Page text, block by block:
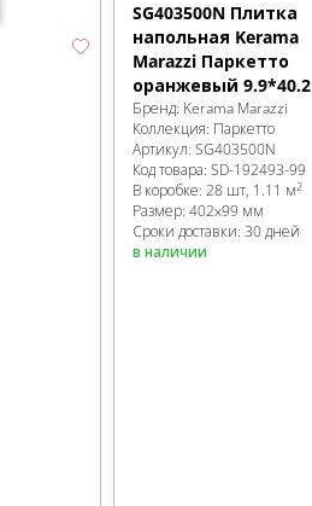
SG403500N Плитка
напольная Kerama
Marazzi Паркетто
оранжевый 9.9*40.2
Бренд: Kerama Marazzi
Коллекция: Паркетто
Артикул: SG403500N
Код товара: SD-192493-99
В коробке: 28 шт, 1.11 м2
Размер: 402x99 мм
Сроки доставки: 30 дней
в наличии